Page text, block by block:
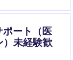
ート（医
）未経験歓